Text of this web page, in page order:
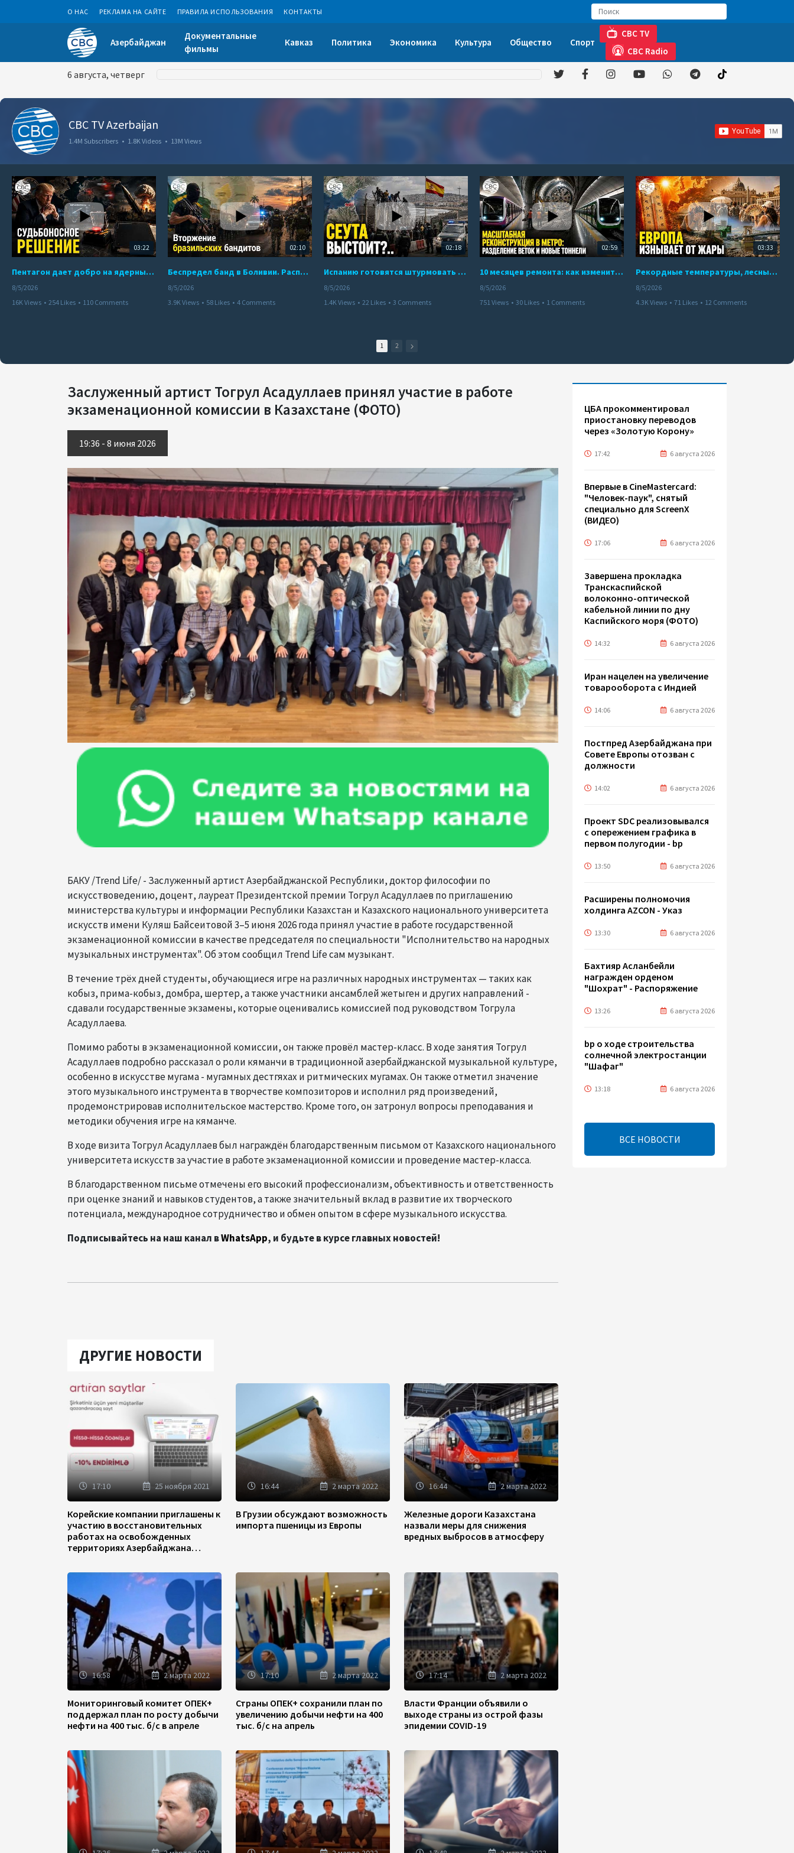
О НАС РЕКЛАМА НА САЙТЕ ПРАВИЛА ИСПОЛЬЗОВАНИЯ КОНТАКТЫ
Азербайджан
Документальные
фильмы
Кавказ Политика Экономика Культура Общество Спорт
CBC TV
CBC Radio
6 августа, четверг
CBC TV Azerbaijan
1.4M Subscribers • 1.8K Videos • 13M Views
03:22
Пентагон дает добро на ядерный удар по противникам США
8/5/2026
16K Views • 254 Likes • 110 Comments
02:10
Беспредел банд в Боливии. Расправы над наркоторговцами
8/5/2026
3.9K Views • 58 Likes • 4 Comments
02:18
Испанию готовятся штурмовать десятки тысяч марокканцев
8/5/2026
1.4K Views • 22 Likes • 3 Comments
02:59
10 месяцев ремонта: как изменится работа Бакинского метро с 15 августа
8/5/2026
751 Views • 30 Likes • 1 Comments
03:33
Рекордные температуры, лесные пожары и красный уровень опасности
8/5/2026
4.3K Views • 71 Likes • 12 Comments
1 2
Заслуженный артист Тогрул Асадуллаев принял участие в работе
экзаменационной комиссии в Казахстане (ФОТО)
19:36 - 8 июня 2026
БАКУ /Trend Life/ - Заслуженный артист Азербайджанской Республики, доктор философии по
искусствоведению, доцент, лауреат Президентской премии Тогрул Асадуллаев по приглашению
министерства культуры и информации Республики Казахстан и Казахского национального университета
искусств имени Куляш Байсеитовой 3–5 июня 2026 года принял участие в работе государственной
экзаменационной комиссии в качестве председателя по специальности "Исполнительство на народных
музыкальных инструментах". Об этом сообщил Trend Life сам музыкант.
В течение трёх дней студенты, обучающиеся игре на различных народных инструментах — таких как
кобыз, прима-кобыз, домбра, шертер, а также участники ансамблей жетыген и других направлений -
сдавали государственные экзамены, которые оценивались комиссией под руководством Тогрула
Асадуллаева.
Помимо работы в экзаменационной комиссии, он также провёл мастер-класс. В ходе занятия Тогрул
Асадуллаев подробно рассказал о роли кяманчи в традиционной азербайджанской музыкальной культуре,
особенно в искусстве мугама - мугамных дестгяхах и ритмических мугамах. Он также отметил значение
этого музыкального инструмента в творчестве композиторов и исполнил ряд произведений,
продемонстрировав исполнительское мастерство. Кроме того, он затронул вопросы преподавания и
методики обучения игре на кяманче.
В ходе визита Тогрул Асадуллаев был награждён благодарственным письмом от Казахского национального
университета искусств за участие в работе экзаменационной комиссии и проведение мастер-класса.
В благодарственном письме отмечены его высокий профессионализм, объективность и ответственность
при оценке знаний и навыков студентов, а также значительный вклад в развитие их творческого
потенциала, международное сотрудничество и обмен опытом в сфере музыкального искусства.
Подписывайтесь на наш канал вWhatsApp, и будьте в курсе главных новостей!
ДРУГИЕ НОВОСТИ
17:10 25 ноября 2021
Корейские компании приглашены к
участию в восстановительных
работах на освобожденных
территориях Азербайджана
16:44 2 марта 2022
В Грузии обсуждают возможность
импорта пшеницы из Европы
16:44 2 марта 2022
Железные дороги Казахстана
назвали меры для снижения
вредных выбросов в атмосферу
16:58 2 марта 2022
Мониторинговый комитет ОПЕК+
поддержал план по росту добычи
нефти на 400 тыс. б/с в апреле
17:10 2 марта 2022
Страны ОПЕК+ сохранили план по
увеличению добычи нефти на 400
тыс. б/с на апрель
17:14 2 марта 2022
Власти Франции объявили о
выходе страны из острой фазы
эпидемии COVID-19
ЦБА прокомментировал
приостановку переводов
через «Золотую Корону»
17:42 6 августа 2026
Впервые в CineMastercard:
"Человек-паук", снятый
специально для ScreenX
(ВИДЕО)
17:06 6 августа 2026
Завершена прокладка
Транскаспийской
волоконно-оптической
кабельной линии по дну
Каспийского моря (ФОТО)
14:32 6 августа 2026
Иран нацелен на увеличение
товарооборота с Индией
14:06 6 августа 2026
Постпред Азербайджана при
Совете Европы отозван с
должности
14:02 6 августа 2026
Проект SDC реализовывался
с опережением графика в
первом полугодии - bp
13:50 6 августа 2026
Расширены полномочия
холдинга AZCON - Указ
13:30 6 августа 2026
Бахтияр Асланбейли
награжден орденом
"Шохрат" - Распоряжение
13:26 6 августа 2026
bp о ходе строительства
солнечной электростанции
"Шафаг"
13:18 6 августа 2026
Усиливается контроль в
Азербайджан
непродовольственными
ВСЕ НОВОСТИ